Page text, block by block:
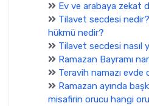
Ev ve arabaya zekat
Tilavet secdesi
hükmü nedir?
Tilavet secdesi nasıl
Ramazan Bayramı
Teravih namazı evde
Ramazan ayında
misafirin orucu hangi